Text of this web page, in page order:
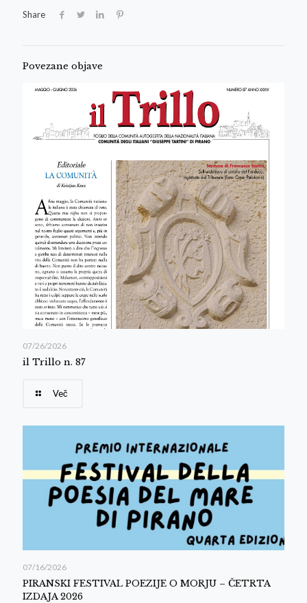
Share
Povezane objave
07/26/2026
il Trillo n. 87
Več
07/16/2026
PIRANSKI FESTIVAL POEZIJE O MORJU – ČETRTA
IZDAJA 2026